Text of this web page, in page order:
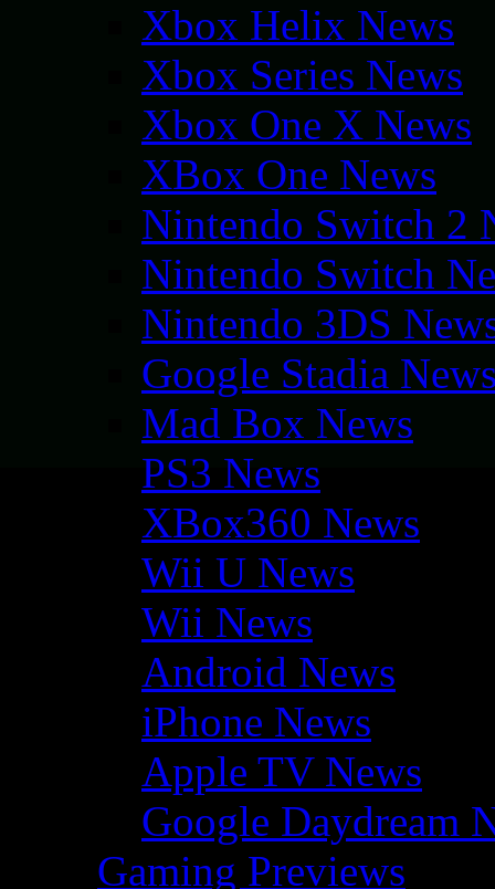
Xbox Helix News
Xbox Series News
Xbox One X News
XBox One News
Nintendo Switch 2
Nintendo Switch
Nintendo 3DS
Google Stadia
Mad Box News
PS3 News
XBox360 News
Wii U News
Wii News
Android News
iPhone News
Apple TV News
Google Daydream
Gaming Previews